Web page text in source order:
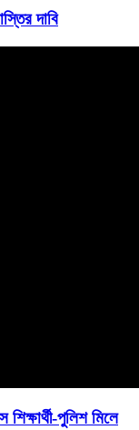
দাবি
শিক্ষার্থী-পুলিশ মিলে